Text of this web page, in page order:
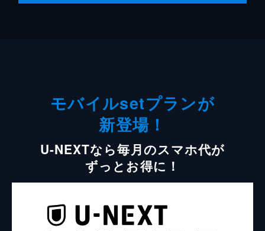
モバイルsetプランが
新登場！
U-NEXTなら毎月のスマホ代が
ずっとお得に！